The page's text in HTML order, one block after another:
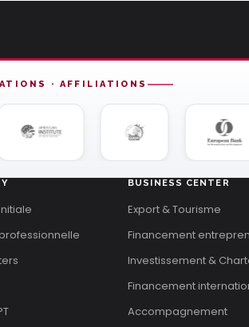
· AFFILIATIONS
BUSINESS CENTER
Export & Tourisme
Financement
Investissement &
Financement
Accompagnement